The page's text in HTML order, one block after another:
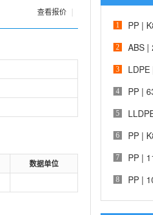
查看报价
数据单位
1 PP |
2 ABS |
3
4 PP |
5
6 PP |
7 PP |
8 PP |